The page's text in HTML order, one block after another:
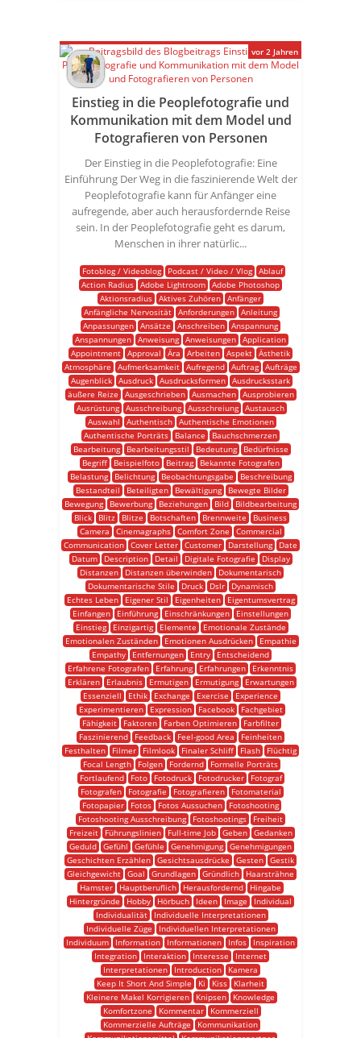
Einstieg in die Peoplefotografie und
Kommunikation mit dem Model und
Fotografieren von Personen
Der Einstieg in die Peoplefotografie: Eine
Einführung Der Weg in die faszinierende Welt der
Peoplefotografie kann für Anfänger eine
aufregende, aber auch herausfordernde Reise
sein. In der Peoplefotografie geht es darum,
Menschen in ihrer natürlic...
Fotoblog / Videoblog Podcast / Video / Vlog Ablauf
Action Radius Adobe Lightroom Adobe Photoshop
Aktionsradius Aktives Zuhören Anfänger
Anfängliche Nervosität Anforderungen Anleitung
Anpassungen Ansätze Anschreiben Anspannung
Anspannungen Anweisung Anweisungen Application
Appointment Approval Ära Arbeiten Aspekt Ästhetik
Atmosphäre
Aufmerksamkeit Aufregend Auftrag
Aufträge
Augenblick Ausdruck Ausdrucksformen Ausdrucksstark
äußere Reize
Ausgeschrieben Ausmachen
Ausprobieren
Ausrüstung Ausschreibung Ausschreiung Austausch
Auswahl
Authentisch
Authentische Emotionen
Authentische Porträts
Balance
Bauchschmerzen
Bearbeitung
Bearbeitungsstil Bedeutung
Bedürfnisse
Begriff
Beispielfoto Beitrag
Bekannte Fotografen
Belastung
Belichtung Beobachtungsgabe
Beschreibung
Bestandteil
Beteiligten Bewältigung
Bewegte Bilder
Bewegung
Bewerbung Beziehungen Bild
Bildbearbeitung
Blick
Blitz Blitze Botschaften Brennweite
Business
Camera
Cinemagraphs Comfort Zone
Commercial
Communication Cover Letter Customer Darstellung
Date
Datum
Description Detail Digitale Fotografie
Display
Distanzen
Distanzen überwinden
Dokumentarisch
Dokumentarische Stile
Druck Dslr
Dynamisch
Echtes Leben
Eigener Stil Eigenheiten
Eigentumsvertrag
Einfangen
Einführung Einschränkungen
Einstellungen
Einstieg
Einzigartig Elemente
Emotionale Zustände
Emotionalen Zuständen
Emotionen Ausdrücken
Empathie
Empathy
Entfernungen Entry
Entscheidend
Erfahrene Fotografen
Erfahrung Erfahrungen
Erkenntnis
Erklären
Erlaubnis Ermutigen Ermutigung
Erwartungen
Essenziell
Ethik Exchange Exercise
Experience
Experimentieren
Expression Facebook
Fachgebiet
Fähigkeit
Faktoren Farben Optimieren
Farbfilter
Faszinierend
Feedback Feel-good Area
Feinheiten
Festhalten
Filmer Filmlook Finaler Schliff Flash
Flüchtig
Focal Length
Folgen Fordernd
Formelle Porträts
Fortlaufend
Foto Fotodruck Fotodrucker
Fotograf
Fotografen
Fotografie Fotografieren
Fotomaterial
Fotopapier
Fotos Fotos Aussuchen
Fotoshooting
Fotoshooting Ausschreibung
Fotoshootings
Freiheit
Freizeit
Führungslinien Full-time Job Geben
Gedanken
Geduld Gefühl Gefühle Genehmigung Genehmigungen
Geschichten Erzählen Gesichtsausdrücke Gesten Gestik
Gleichgewicht Goal Grundlagen Gründlich
Haarsträhne
Hamster
Hauptberuflich Herausfordernd
Hingabe
Hintergründe
Hobby Hörbuch Ideen Image
Individual
Individualität
Individuelle Interpretationen
Individuelle Züge
Individuellen Interpretationen
Individuum
Information Informationen Infos
Inspiration
Integration
Interaktion Interesse
Internet
Interpretationen
Introduction
Kamera
Keep It Short And Simple
Ki Kiss
Klarheit
Kleinere Makel Korrigieren
Knipsen
Knowledge
Komfortzone
Kommentar
Kommerziell
Kommerzielle Aufträge
Kommunikation
vor 2 Jahren